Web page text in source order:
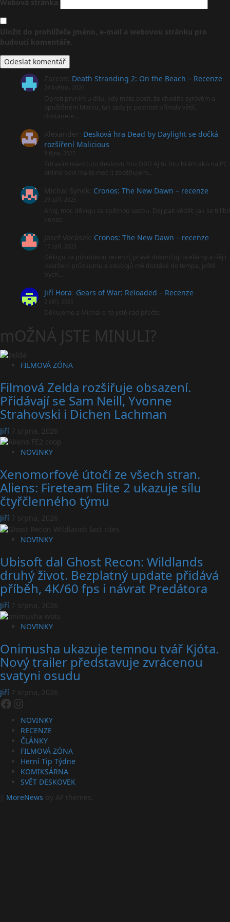
Webová stránka
Uložit do prohlížeče jméno, e-mail a webovou stránku pro
budoucí komentáře.
Zarcon Death Stranding 2: On the Beach – Recenze
24 května, 2026
Oproti prvním u dílu, kdy máte pocit, že chodíte syrovém a
opuštěném Marsu, tak tady je pestrost přírody větší,
dostanete…
Alexander Desková hra Dead by Daylight se dočká
rozšíření Malicious
9 října, 2025
Zdravím mám tuto deskovu hru DBD Aj tu hru hrám ako na PC
online baví ma to moc :) zbožňujem…
Michal Synek Cronos: The New Dawn – recenze
29 září, 2025
Ahoj, moc děkuju za zpětnou vazbu. Dej pak vědět, jak se ti líbil
konec.
Josef Vocásek Cronos: The New Dawn – recenze
17 září, 2025
Děkuju za působivou recenzí, právě dokončuji ocelárny a děj i
navržení průzkumu a soubojů mě dostává do tempa, ještě
bych…
Jiří Hora Gears of War: Reloaded – Recenze
2 září, 2025
Děkujeme a Michal si to jistě rád přečte
mOŽNÁ JSTE MINULI?
FILMOVÁ ZÓNA
Filmová Zelda rozšiřuje obsazení.
Přidávají se Sam Neill, Yvonne
Strahovski i Dichen Lachman
Jiří 7 srpna, 2026
NOVINKY
Xenomorfové útočí ze všech stran.
Aliens: Fireteam Elite 2 ukazuje sílu
čtyřčlenného týmu
Jiří 7 srpna, 2026
NOVINKY
Ubisoft dal Ghost Recon: Wildlands
druhý život. Bezplatný update přidává
příběh, 4K/60 fps i návrat Predátora
Jiří 7 srpna, 2026
NOVINKY
Onimusha ukazuje temnou tvář Kjóta.
Nový trailer představuje zvrácenou
svatyni osudu
Jiří 7 srpna, 2026
Facebook
Instagram
NOVINKY
RECENZE
ČLÁNKY
FILMOVÁ ZÓNA
Herní Tip Týdne
KOMIKSÁRNA
SVĚT DESKOVEK
MoreNews by AF themes.